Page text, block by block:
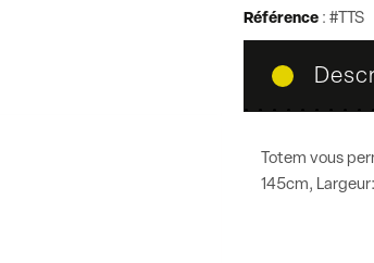
Référence: #TTS
Totem vous
145cm,